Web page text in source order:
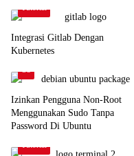
Integrasi Gitlab Dengan
Kubernetes
Izinkan Pengguna Non-Root
Menggunakan Sudo Tanpa
Password Di Ubuntu